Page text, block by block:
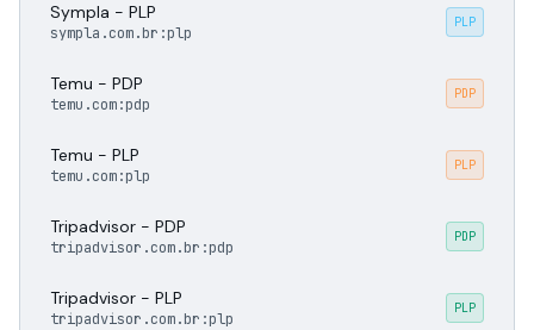
Sympla - PLP
sympla.com.br:plp
PLP
Temu - PDP
temu.com:pdp
PDP
Temu - PLP
temu.com:plp
PLP
Tripadvisor - PDP
tripadvisor.com.br:pdp
PDP
Tripadvisor - PLP
tripadvisor.com.br:plp
PLP